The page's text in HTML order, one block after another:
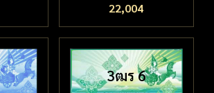
22,004
3ฒร 6